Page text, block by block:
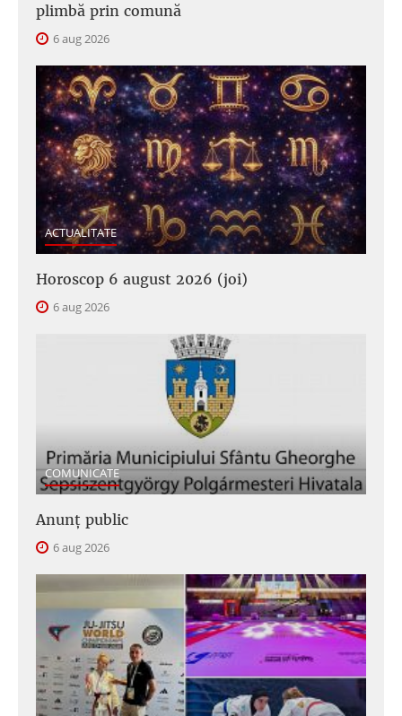
plimbă prin comună
6 aug 2026
ACTUALITATE
Horoscop 6 august 2026 (joi)
6 aug 2026
COMUNICATE
Anunţ public
6 aug 2026